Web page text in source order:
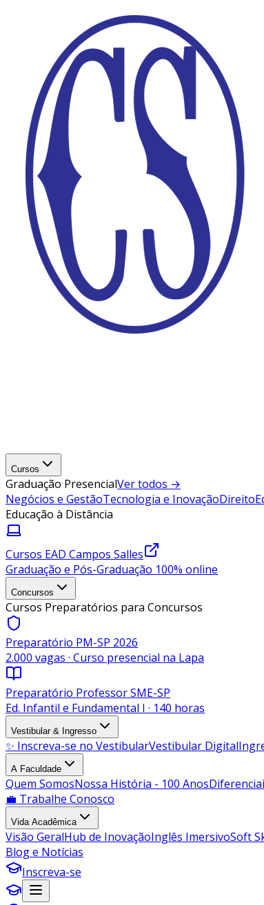
Cursos
Graduação PresencialVer todos →
Negócios e GestãoTecnologia e InovaçãoDireito
Educação à Distância
Cursos EAD Campos Salles
Graduação e Pós-Graduação 100% online
Concursos
Cursos Preparatórios para Concursos
Preparatório PM-SP 2026
2.000 vagas · Curso presencial na Lapa
Preparatório Professor SME-SP
Ed. Infantil e Fundamental I · 140 horas
Vestibular & Ingresso
✨ Inscreva-se no VestibularVestibular Digital
A Faculdade
Quem SomosNossa História - 100 Anos
💼 Trabalhe Conosco
Vida Acadêmica
Visão GeralHub de InovaçãoInglês ImersivoSoft
Blog e Notícias
Inscreva-se